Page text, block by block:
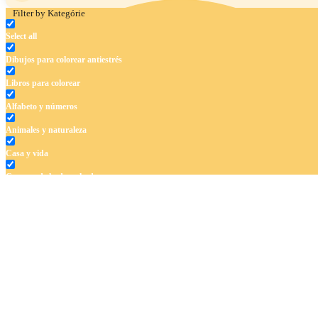
Filter by Kategórie
Select all
Dibujos para colorear antiestrés
Libros para colorear
Alfabeto y números
Animales y naturaleza
Casa y vida
Cuentos de hadas y hadas